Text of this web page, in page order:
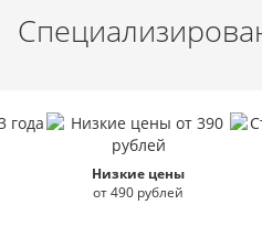
Низкие цены
от 490 рублей